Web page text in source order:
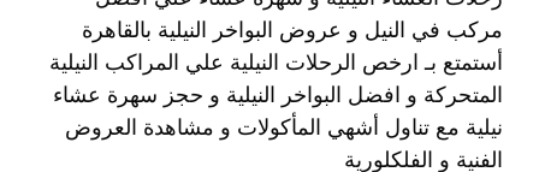
مركب في النيل و عروض البواخر النيلية بالقاهرة
أستمتع بـ ارخص الرحلات النيلية علي المراكب النيلية
المتحركة و افضل البواخر النيلية و حجز سهرة عشاء
نيلية مع تناول أشهي المأكولات و مشاهدة العروض
الفنية و الفلكلورية